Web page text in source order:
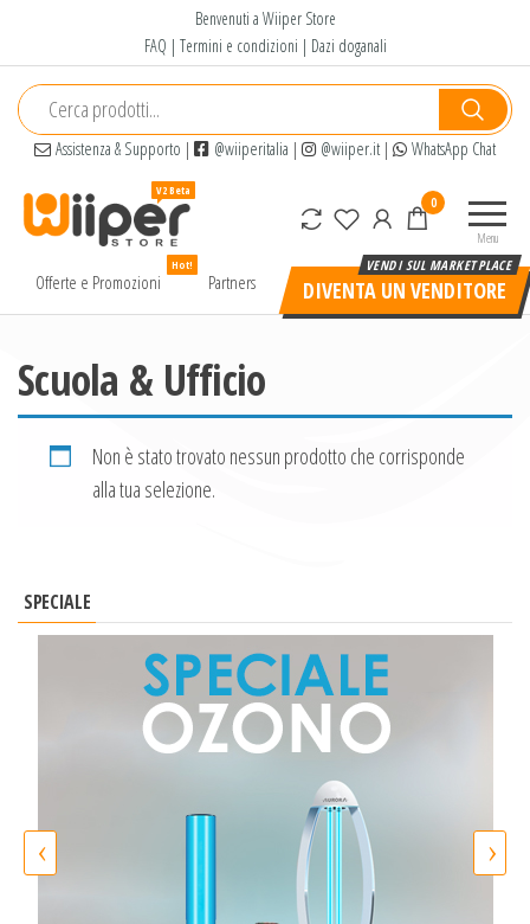
contenuto
Benvenuti a Wiiper Store
FAQ | Termini e condizioni | Dazi doganali
Assistenza & Supporto | @wiiperitalia | @wiiper.it| WhatsApp Chat
alta
prezzo
Menu
0
Offerte e Promozioni
Hot!
Partners DIVENTA UN VENDITORE
Scuola & Ufficio
Non è stato trovato nessun prodotto che corrisponde
alla tua selezione.
SPECIALE
‹ ›